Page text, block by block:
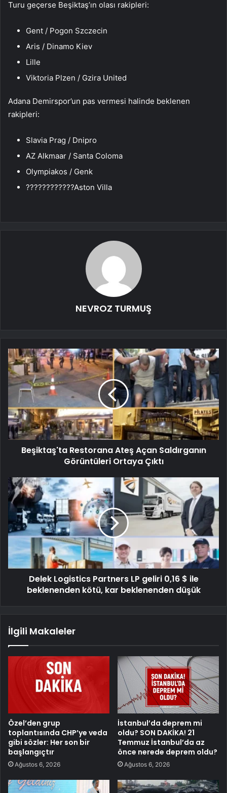
Turu geçerse Beşiktaş’ın olası rakipleri:
Gent / Pogon Szczecin
Aris / Dinamo Kiev
Lille
Viktoria Plzen / Gzira United
Adana Demirspor’un pas vermesi halinde beklenen
rakipleri:
Slavia Prag / Dnipro
AZ Alkmaar / Santa Coloma
Olympiakos / Genk
????????????Aston Villa
NEVROZ TURMUŞ
Beşiktaş'ta Restorana Ateş Açan Saldırganın
Görüntüleri Ortaya Çıktı
Delek Logistics Partners LP geliri 0,16 $ ile
beklenenden kötü, kar beklenenden düşük
İlgili Makaleler
Özel’den grup
toplantısında CHP’ye veda
gibi sözler: Her son bir
başlangıçtır
Ağustos 6, 2026
İstanbul’da deprem mi
oldu? SON DAKİKA! 21
Temmuz İstanbul’da az
önce nerede deprem oldu?
Ağustos 6, 2026